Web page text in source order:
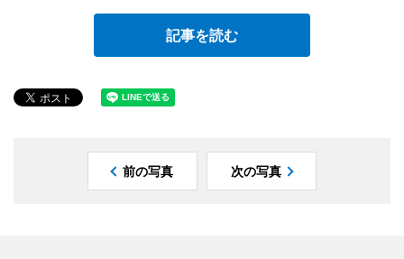
記事を読む
前の写真 次の写真